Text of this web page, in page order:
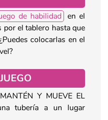
de habilidad en el
el tablero hasta que
colocarlas en el
Y MUEVE EL
tubería a un lugar